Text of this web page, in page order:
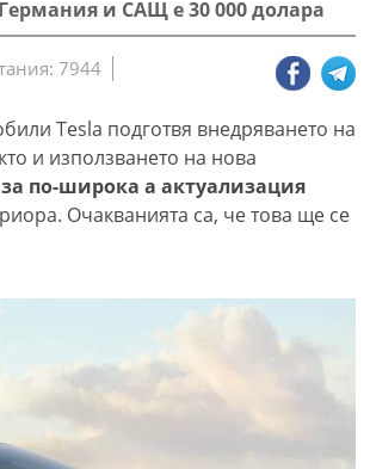
и САЩ е 30 000 долара
7944
Tesla подготвя внедряването на
и използването на нова
по-широка а актуализация
Очакванията са, че това ще се
преподписа с Реал
ЦСКА удари с 3:0 Макаби
медицината
долара за унция